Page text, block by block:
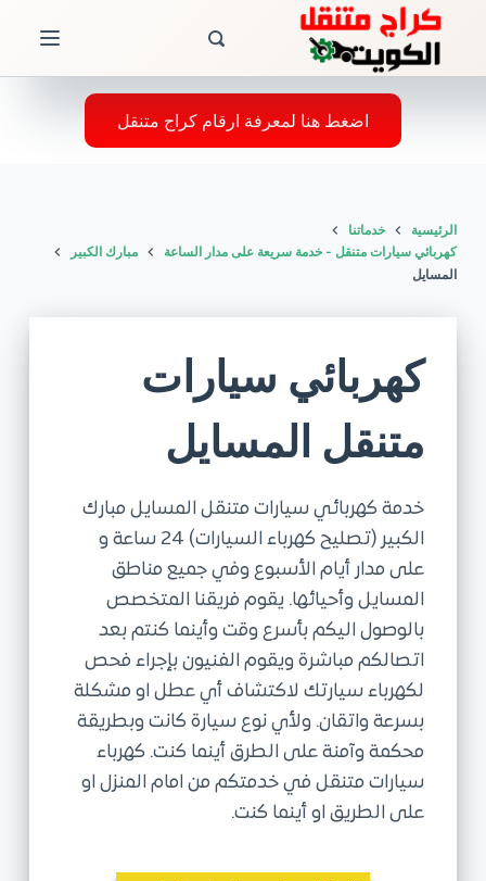
اضغط هنا لمعرفة ارقام كراج متنقل
الرئيسية
خدماتنا
كهربائي سيارات متنقل - خدمة سريعة على مدار الساعة
مبارك الكبير
المسايل
كهربائي سيارات
متنقل المسايل
خدمة كهربائي سيارات متنقل المسايل مبارك
الكبير (تصليح كهرباء السيارات) 24 ساعة و
على مدار أيام الأسبوع وفي جميع مناطق
المسايل وأحيائها. يقوم فريقنا المتخصص
بالوصول اليكم بأسرع وقت وأينما كنتم بعد
اتصالكم مباشرة ويقوم الفنيون بإجراء فحص
لكهرباء سيارتك لاكتشاف أي عطل او مشكلة
بسرعة واتقان. ولأي نوع سيارة كانت وبطريقة
محكمة وآمنة على الطرق أينما كنت. كهرباء
سيارات متنقل في خدمتكم من امام المنزل او
على الطريق او أينما كنت.